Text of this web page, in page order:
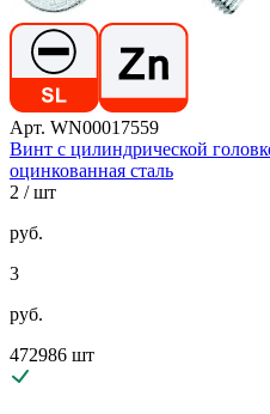
Арт. WN00017559
Винт с цилиндрической
оцинкованная сталь
2 / шт
руб.
3
руб.
472986 шт